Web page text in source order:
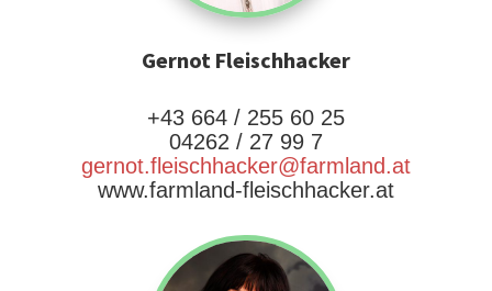
Gernot Fleischhacker
+43 664 / 255 60 25
04262 / 27 99 7
gernot.fleischhacker@farmland.at
www.farmland-fleischhacker.at